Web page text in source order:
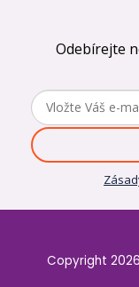
Odebírejte
Copyright 2026